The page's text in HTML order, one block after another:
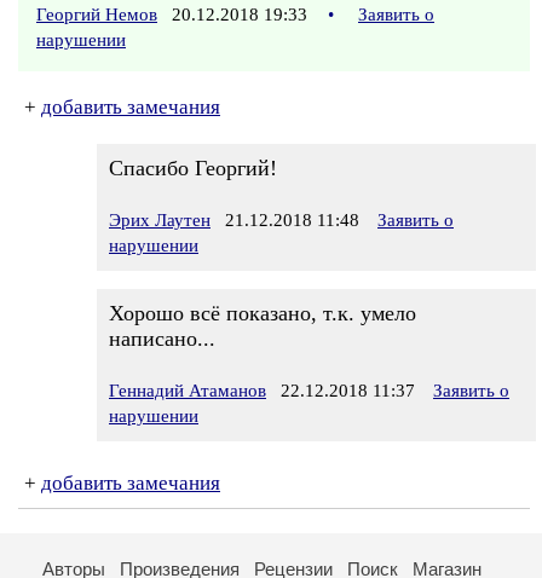
Георгий Немов 20.12.2018 19:33 •
Заявить о
нарушении
+ добавить замечания
Спасибо Георгий!
Эрих Лаутен 21.12.2018 11:48
Заявить о
нарушении
Хорошо всё показано, т.к. умело
написано...
Геннадий Атаманов 22.12.2018 11:37
Заявить о
нарушении
+ добавить замечания
Авторы Произведения Рецензии Поиск Магазин